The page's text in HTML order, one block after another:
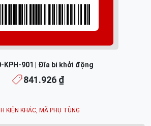
KPH-901 | Đĩa bi khởi động
841.926 ₫
KIỆN KHÁC, MÃ PHỤ TÙNG